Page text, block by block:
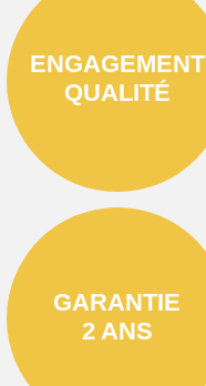
ENGAGEMENT
QUALITÉ
GARANTIE
2 ANS